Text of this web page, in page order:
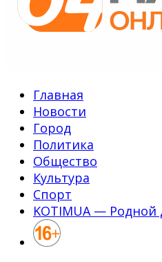
Главная
Новости
Город
Политика
Общество
Культура
Спорт
KOTIMUA — Родной